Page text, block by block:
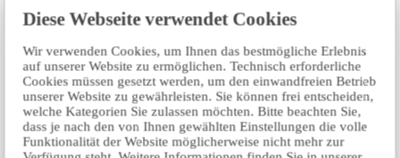
Diese Webseite verwendet Cookies
Wir verwenden Cookies, um Ihnen das bestmögliche Erlebnis
auf unserer Website zu ermöglichen. Technisch erforderliche
Cookies müssen gesetzt werden, um den einwandfreien Betrieb
unserer Website zu gewährleisten. Sie können frei entscheiden,
welche Kategorien Sie zulassen möchten. Bitte beachten Sie,
dass je nach den von Ihnen gewählten Einstellungen die volle
Funktionalität der Website möglicherweise nicht mehr zur